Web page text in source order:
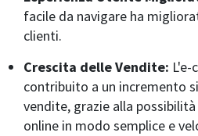
facile da navigare ha
clienti.
Crescita delle Vendite: L'e-
contribuito a un incremento
vendite, grazie alla
online in modo semplice e